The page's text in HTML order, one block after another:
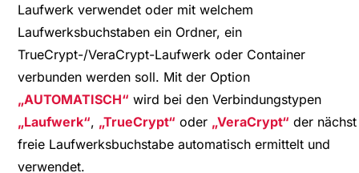
Laufwerk verwendet oder mit welchem
Laufwerksbuchstaben ein Ordner, ein
TrueCrypt-/VeraCrypt-Laufwerk oder Container
verbunden werden soll. Mit der Option
AUTOMATISCH
wird bei den Verbindungstypen
Laufwerk , TrueCrypt oder VeraCrypt
der nächst
freie Laufwerksbuchstabe automatisch ermittelt und
verwendet.